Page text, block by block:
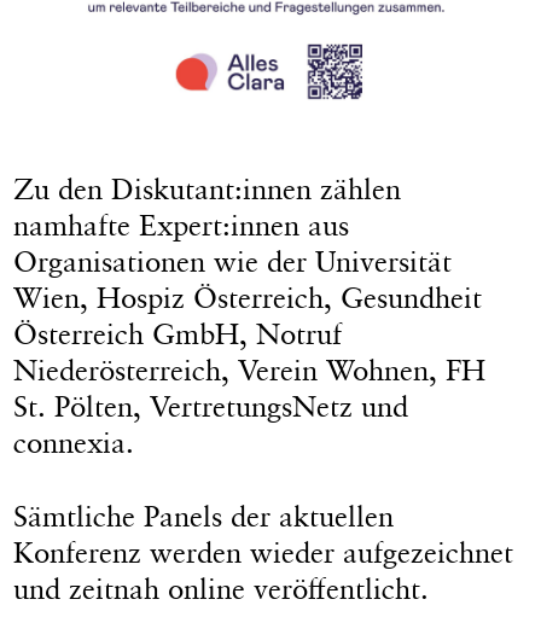
Zu den Diskutant:innen zählen
namhafte Expert:innen aus
Organisationen wie der Universität
Wien, Hospiz Österreich, Gesundheit
Österreich GmbH, Notruf
Niederösterreich, Verein Wohnen, FH
St. Pölten, VertretungsNetz und
connexia.
Sämtliche Panels der aktuellen
Konferenz werden wieder aufgezeichnet
und zeitnah online veröffentlicht.